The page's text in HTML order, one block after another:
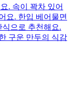
. 속이 꽉차 있어
요. 한입 베어물면
으로 추천해요.
구운 만두의 식감